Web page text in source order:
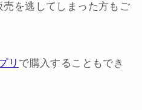
を逃してしまった方もご
リ で購入することもでき